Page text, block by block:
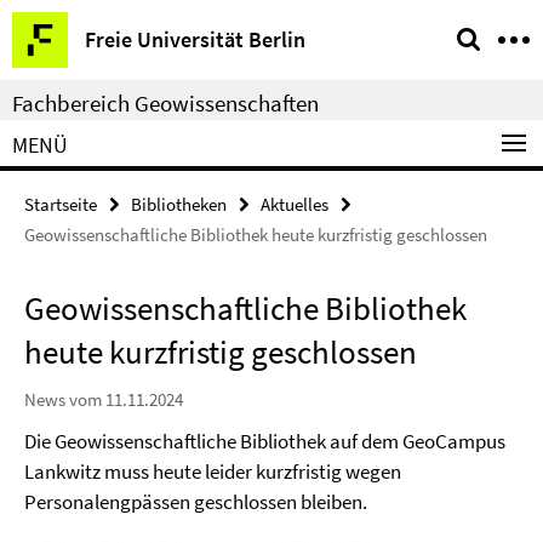
Springe
direkt
zu
Inhalt
Freie Universität Berlin
Service-
Navigation
Fachbereich Geowissenschaften
MENÜ
Startseite Bibliotheken
Aktuelles
Geowissenschaftliche Bibliothek heute kurzfristig geschlossen
Geowissenschaftliche Bibliothek
heute kurzfristig geschlossen
News vom 11.11.2024
Die Geowissenschaftliche Bibliothek auf dem GeoCampus
Lankwitz muss heute leider kurzfristig wegen
Personalengpässen geschlossen bleiben.